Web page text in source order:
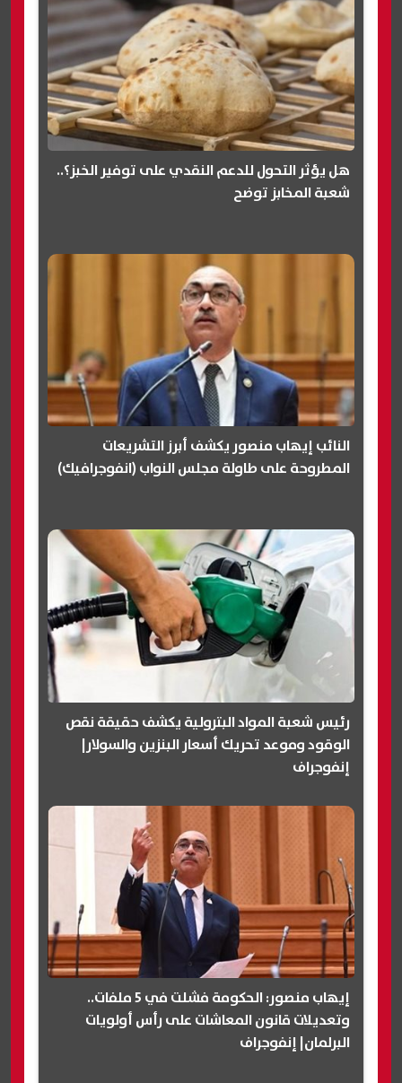
هل يؤثر التحول للدعم النقدي على توفير الخبز؟..
شعبة المخابز توضح
النائب إيهاب منصور يكشف أبرز التشريعات
المطروحة على طاولة مجلس النواب (انفوجرافيك)
رئيس شعبة المواد البترولية يكشف حقيقة نقص
الوقود وموعد تحريك أسعار البنزين والسولار|
إنفوجراف
إيهاب منصور: الحكومة فشلت في 5 ملفات..
وتعديلات قانون المعاشات على رأس أولويات
البرلمان| إنفوجراف